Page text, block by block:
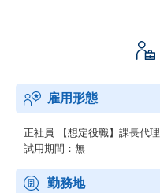
雇用形態
正社員
【想定役職】課長代
試用期間：無
勤務地